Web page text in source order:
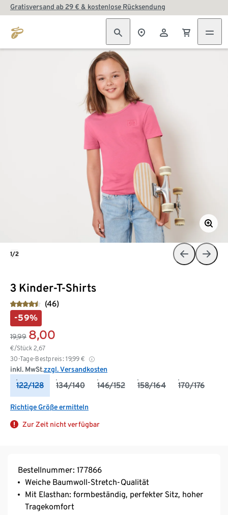
Gratisversand ab 29 € & kostenlose Rücksendung
3 Kinder-T-Shirts
(46)
-59%
19,99 8,00
€/Stück 2,67
30-Tage-Bestpreis: 19,99 €
inkl. MwSt.zzgl. Versandkosten
122/128 134/140 146/152 158/164 170/176
Richtige Größe ermitteln
Zur Zeit nicht verfügbar
1/2
Bestellnummer: 177866
Weiche Baumwoll-Stretch-Qualität
Mit Elasthan: formbeständig, perfekter Sitz, hoher
Tragekomfort